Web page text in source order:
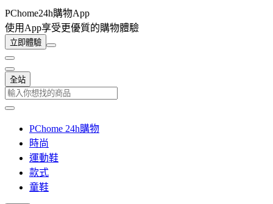
PChome24h購物App
使用App享受更優質的購物體驗
立即體驗
全站
PChome 24h購物
時尚
運動鞋
款式
童鞋